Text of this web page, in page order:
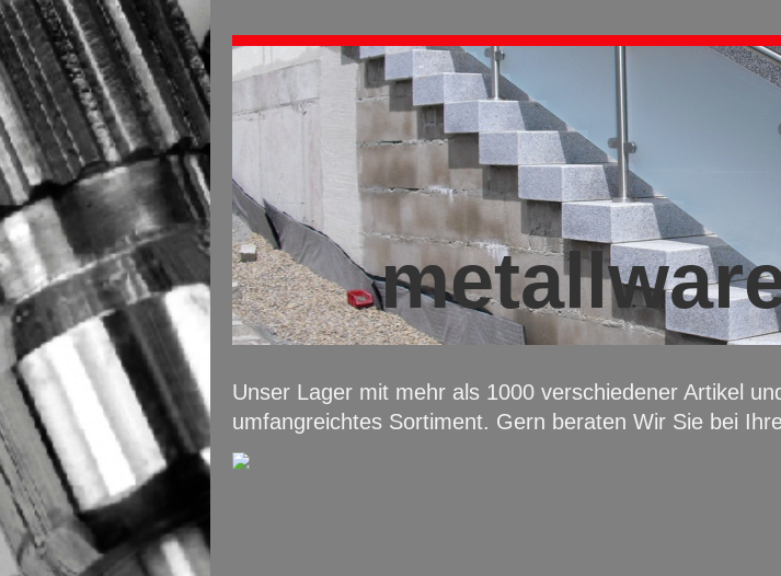
Unser Lager mit mehr als 1000 verschiedener Artikel
umfangreichtes Sortiment. Gern beraten Wir Sie bei